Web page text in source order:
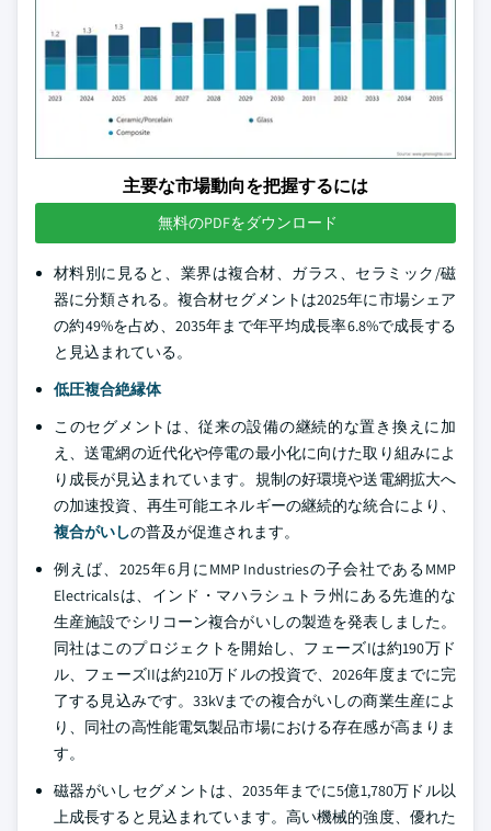
主要な市場動向を把握するには
無料のPDFをダウンロード
材料別に見ると、業界は複合材、ガラス、セラミック/磁
器に分類される。複合材セグメントは2025年に市場シェア
の約49%を占め、2035年まで年平均成長率6.8%で成長する
と見込まれている。
低圧複合絶縁体
このセグメントは、従来の設備の継続的な置き換えに加
え、送電網の近代化や停電の最小化に向けた取り組みによ
り成長が見込まれています。規制の好環境や送電網拡大へ
の加速投資、再生可能エネルギーの継続的な統合により、
複合がいしの普及が促進されます。
例えば、2025年6月にMMP Industriesの子会社であるMMP
Electricalsは、インド・マハラシュトラ州にある先進的な
生産施設でシリコーン複合がいしの製造を発表しました。
同社はこのプロジェクトを開始し、フェーズIは約190万ド
ル、フェーズIIは約210万ドルの投資で、2026年度までに完
了する見込みです。33kVまでの複合がいしの商業生産によ
り、同社の高性能電気製品市場における存在感が高まりま
す。
磁器がいしセグメントは、2035年までに5億1,780万ドル以
上成長すると見込まれています。高い機械的強度、優れた